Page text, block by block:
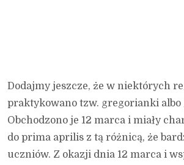
Dodajmy jeszcze, że w niektórych
praktykowano tzw. gregorianki albo
Obchodzono je 12 marca i miały
do prima aprilis z tą różnicą, że
uczniów. Z okazji dnia 12 marca i